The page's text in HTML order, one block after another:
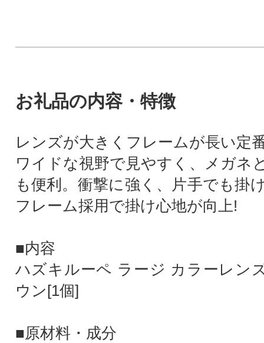
お礼品の内容・特徴
レンズが大きくフレームが⾧い定
ワイドな視野で見やすく、メガネ
も便利。衝撃に強く、片手でも掛
フレーム採用で掛け心地が向上!
■内容
ハズキルーペ ラージ カラーレン
ウン[1個]
■原材料・成分